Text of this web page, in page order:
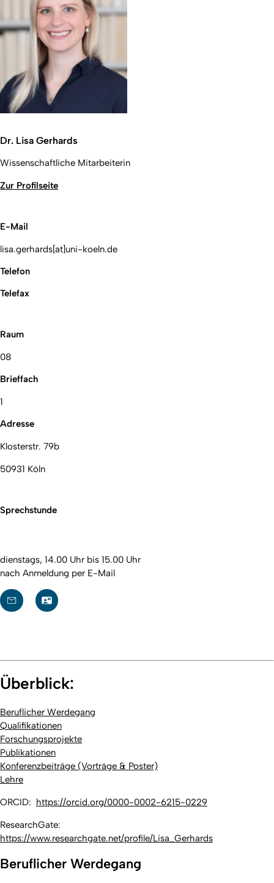
Dr. Lisa Gerhards
Wissenschaftliche Mitarbeiterin
Zur Profilseite
E-Mail
lisa.gerhards[at]uni-koeln.de
Telefon
Telefax
Raum
08
Brieffach
1
Adresse
Klosterstr. 79b
50931 Köln
Sprechstunde
dienstags, 14.00 Uhr bis 15.00 Uhr
nach Anmeldung per E-Mail
Überblick:
Beruflicher Werdegang
Qualifikationen
Forschungsprojekte
Publikationen
Konferenzbeiträge (Vorträge & Poster)
Lehre
ORCID: https://orcid.org/0000-0002-6215-0229
ResearchGate:
https://www.researchgate.net/profile/Lisa_Gerhards
Beruflicher Werdegang